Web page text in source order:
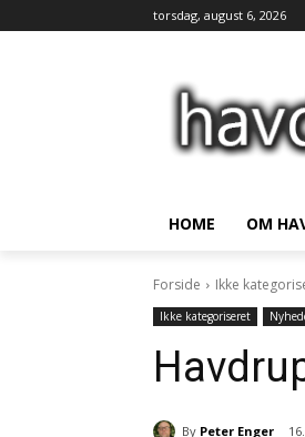
torsdag, august 6, 2026
HOME OM
Forside Ikke
Ikke kategoriseret
By Peter Enger